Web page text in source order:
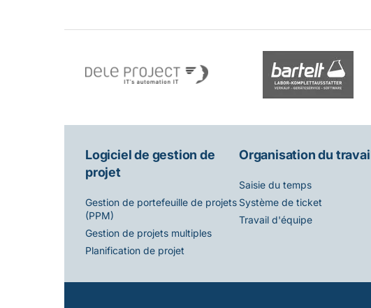
Logiciel de gestion de
projet
Gestion de portefeuille de projets
(PPM)
Gestion de projets multiples
Planification de projet
Organisation du
Saisie du temps
Système de ticket
Travail d'équipe